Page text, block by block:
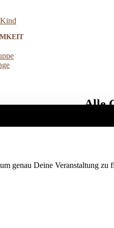
Alle
genau Deine Veranstaltung zu